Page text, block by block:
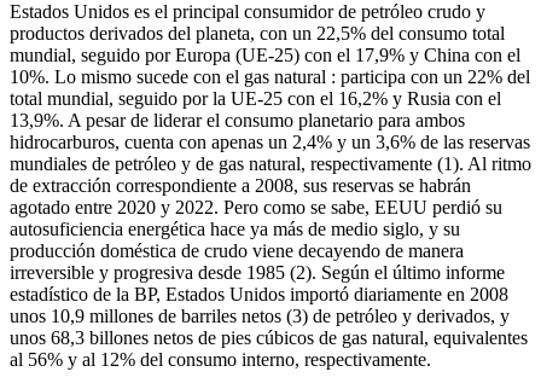
Estados Unidos es el principal consumidor de petróleo crudo y
productos derivados del planeta, con un 22,5% del consumo total
mundial, seguido por Europa (UE-25) con el 17,9% y China con el
10%. Lo mismo sucede con el gas natural : participa con un 22% del
total mundial, seguido por la UE-25 con el 16,2% y Rusia con el
13,9%. A pesar de liderar el consumo planetario para ambos
hidrocarburos, cuenta con apenas un 2,4% y un 3,6% de las reservas
mundiales de petróleo y de gas natural, respectivamente (1). Al ritmo
de extracción correspondiente a 2008, sus reservas se habrán
agotado entre 2020 y 2022. Pero como se sabe, EEUU perdió su
autosuficiencia energética hace ya más de medio siglo, y su
producción doméstica de crudo viene decayendo de manera
irreversible y progresiva desde 1985 (2). Según el último informe
estadístico de la BP, Estados Unidos importó diariamente en 2008
unos 10,9 millones de barriles netos (3) de petróleo y derivados, y
unos 68,3 billones netos de pies cúbicos de gas natural, equivalentes
al 56% y al 12% del consumo interno, respectivamente.